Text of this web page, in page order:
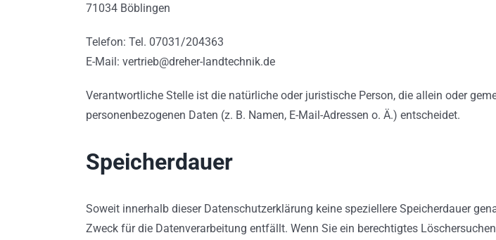
71034 Böblingen
Telefon: Tel. 07031/204363
E-Mail: vertrieb@dreher-landtechnik.de
Verantwortliche Stelle ist die natürliche oder juristische Person, die allein oder
personenbezogenen Daten (z. B. Namen, E-Mail-Adressen o. Ä.) entscheidet.
Speicherdauer
Soweit innerhalb dieser Datenschutzerklärung keine speziellere Speicherdauer
Zweck für die Datenverarbeitung entfällt. Wenn Sie ein berechtigtes